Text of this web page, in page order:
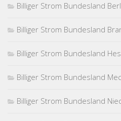
Billiger Strom Bundesland
Billiger Strom Bundesland
Billiger Strom Bundesland
Billiger Strom Bundesland
Billiger Strom Bundesland